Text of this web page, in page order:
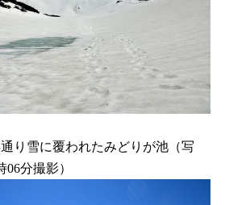
り雪に覆われたみどりが池（写
06分撮影）